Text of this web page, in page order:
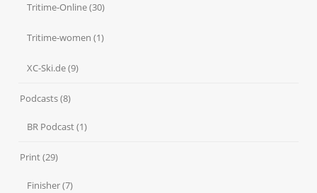
Tritime-Online(30)
Tritime-women (1)
XC-Ski.de(9)
Podcasts(8)
BR Podcast(1)
Print(29)
Finisher(7)